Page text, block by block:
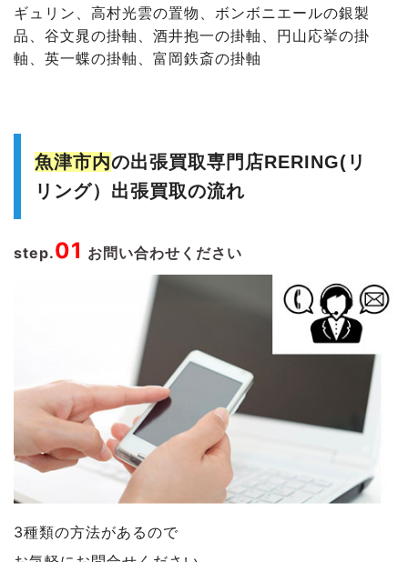
ギュリン、高村光雲の置物、ボンボニエールの銀製
品、谷文晁の掛軸、酒井抱一の掛軸、円山応挙の掛
軸、英一蝶の掛軸、富岡鉄斎の掛軸
魚津市内の出張買取専門店RERING(リ
リング）出張買取の流れ
step.01 お問い合わせください
3種類の方法があるので